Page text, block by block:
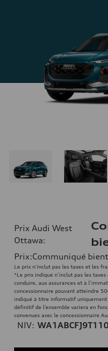
Prix Audi West
Ottawa:
Prix:Communiqué
Le prix n'inclut pas les taxes et les
*Le prix indiqué n’inclut pas les
conduire, aux assurances et à
concessionnaire pouvant atteindre
indiqué à titre informatif
définitif de l’ensemble variera en
convenues avec le concessionnaire
NIV: